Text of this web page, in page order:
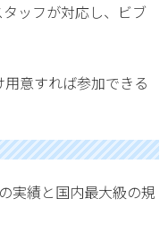
ッフが対応し、ビブ
意すれば参加できる
実績と国内最大級の規